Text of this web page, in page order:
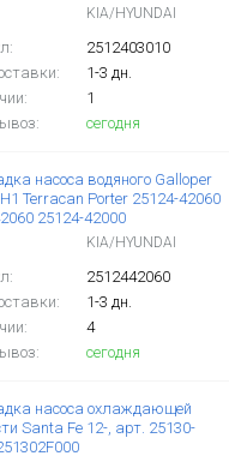
KIA/HYUNDAI
2512403010
1-3 дн.
1
сегодня
насоса водяного Galloper
Terracan Porter 25124-42060
25124-42000
KIA/HYUNDAI
2512442060
1-3 дн.
4
сегодня
насоса охлаждающей
Santa Fe 12-, арт. 25130-